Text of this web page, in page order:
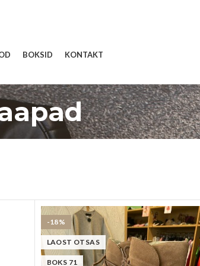
BOKSID KONTAKT
-18%
LAOST OTSAS
BOKS 71